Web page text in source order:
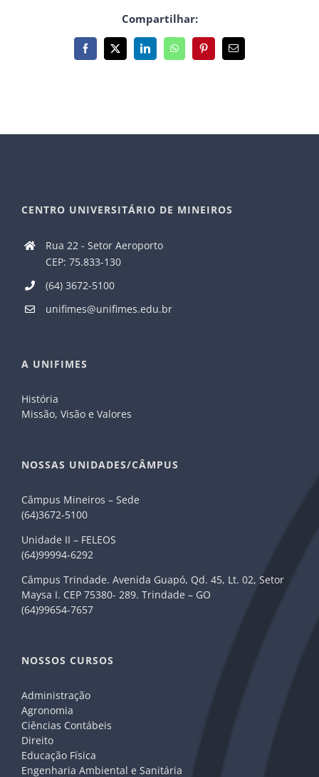
Compartilhar:
Facebook
X LinkedInWhatsAppPinterest
E-
mail
CENTRO UNIVERSITÁRIO DE MINEIROS
Rua 22 - Setor Aeroporto
CEP: 75.833-130
(64) 3672-5100
unifimes@unifimes.edu.br
A UNIFIMES
História
Missão, Visão e Valores
NOSSAS UNIDADES/CÂMPUS
Câmpus Mineiros – Sede
(64)3672-5100
Unidade II – FELEOS
(64)99994-6292
Câmpus Trindade. Avenida Guapó, Qd. 45, Lt. 02, Setor
Maysa I. CEP 75380- 289. Trindade – GO
(64)99654-7657
NOSSOS CURSOS
Administração
Agronomia
Ciências Contábeis
Direito
Educação Física
Engenharia Ambiental e Sanitária